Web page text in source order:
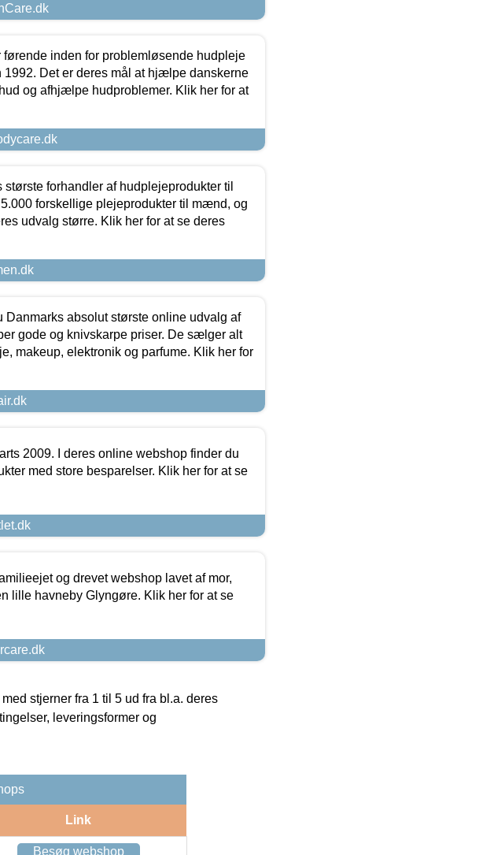
inden for problemløsende hudpleje
Det er deres mål at hjælpe danskerne
og afhjælpe hudproblemer. Klik her for at
største forhandler af hudplejeprodukter til
forskellige plejeprodukter til mænd, og
udvalg større. Klik her for at se deres
Danmarks absolut største online udvalg af
gode og knivskarpe priser. De sælger alt
makeup, elektronik og parfume. Klik her for
2009. I deres online webshop finder du
med store besparelser. Klik her for at se
og drevet webshop lavet af mor,
lille havneby Glyngøre. Klik her for at se
stjerner fra 1 til 5 ud fra bl.a. deres
leveringsformer og
Link
Besøg webshop